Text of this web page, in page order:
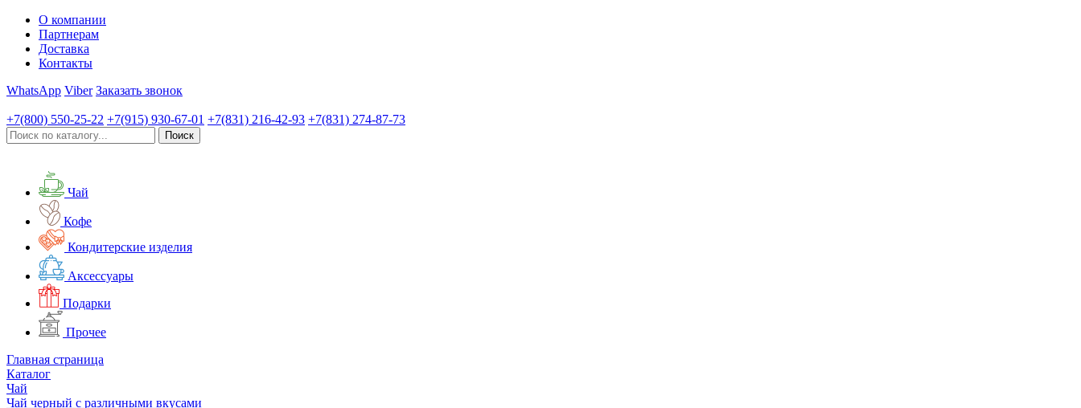
О компании
Партнерам
Доставка
Контакты
WhatsApp Viber Заказать звонок
+7(800) 550-25-22 +7(915) 930-67-01 +7(831) 216-42-93 +7(831) 274-87-73
Чай
Кофе
Кондитерские изделия
Аксессуары
Подарки
Прочее
Главная страница
Каталог
Чай
Чай черный с различными вкусами